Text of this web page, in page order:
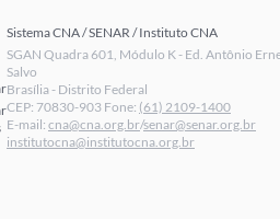
Sistema CNA / SENAR / Instituto CNA
SGAN Quadra 601, Módulo K - Ed. Antônio
Salvo
Brasília - Distrito Federal
CEP: 70830-903 Fone: (61) 2109-1400
E-mail: cna@cna.org.br/senar@senar.org.br
institutocna@institutocna.org.br